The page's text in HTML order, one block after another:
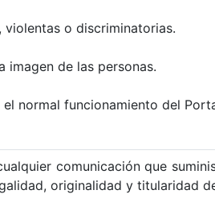
o discriminatorias.
imagen de las personas.
normal funcionamiento del
comunicación que
originalidad y titularidad